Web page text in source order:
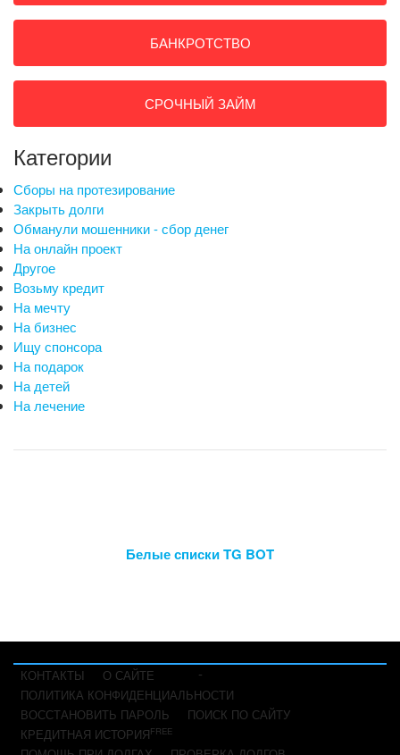
БАНКРОТСТВО
СРОЧНЫЙ ЗАЙМ
Категории
Сборы на протезирование
Закрыть долги
Обманули мошенники - сбор денег
На онлайн проект
Другое
Возьму кредит
На мечту
На бизнес
Ищу спонсора
На подарок
На детей
На лечение
Белые списки TG BOT
-
КОНТАКТЫ
О САЙТЕ
ПОЛИТИКА КОНФИДЕНЦИАЛЬНОСТИ
ВОССТАНОВИТЬ ПАРОЛЬ
ПОИСК ПО САЙТУ
КРЕДИТНАЯ ИСТОРИЯFREE